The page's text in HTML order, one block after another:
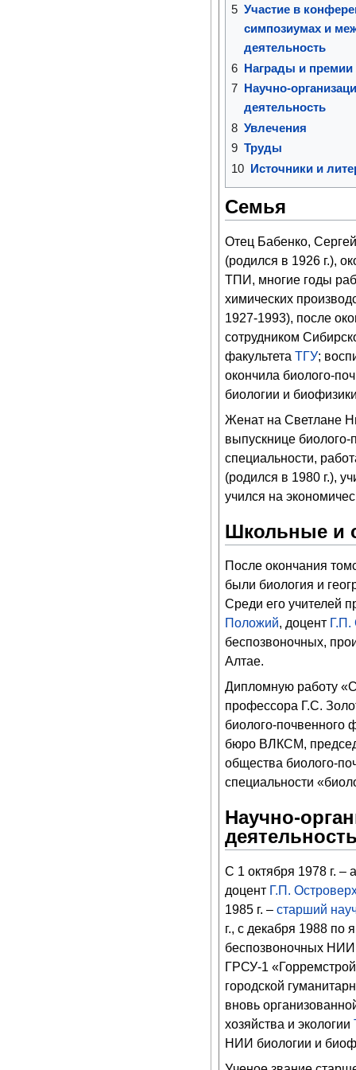
5 Участие в
симпозиумах и
деятельность
6 Награды и премии
7 Научно-
деятельность
8 Увлечения
9 Труды
10 Источники и
Семья
Отец Бабенко,
(родился в 1926 г.),
ТПИ, многие годы
химических
1927-1993), после
сотрудником
факультета ТГУ;
окончила биолого-
биологии и
Женат на Светлане
выпускнице биолого-
специальности,
(родился в 1980 г.),
учился на
Школьные и
После окончания
были биология и
Среди его учителей
Положий, доцент Г.П.
беспозвоночных,
Алтае.
Дипломную работу
профессора Г.С.
биолого-почвенного
бюро ВЛКСМ,
общества биолого-
специальности
Научно-
С 1 октября 1978 г. –
доцент Г.П.
1985 г. – старший
г., с декабря 1988 по
беспозвоночных НИИ
ГРСУ-1
городской
вновь
хозяйства и экологии
НИИ биологии и